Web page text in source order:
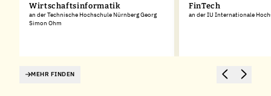
Wirtschaftsinformatik
an der Technische Hochschule Nürnberg Georg
Simon Ohm
FinTech
an der IU Internationale
MEHR FINDEN